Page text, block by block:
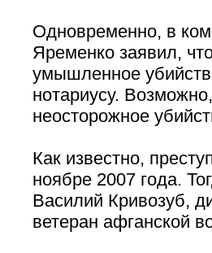
Одновременно, в
Яременко заявил,
умышленное
нотариусу.
неосторожное
Как известно,
ноябре 2007 года.
Василий Кривозуб,
ветеран афганской